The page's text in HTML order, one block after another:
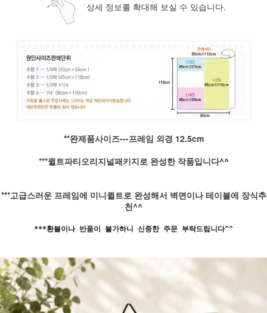
상세 정보를 확대해 보실 수 있습니다.
**완제품사이즈---프레임 외경 12.5cm
***퀼트파티오리지널패키지로 완성한 작품입니다^^
***고급스러운 프레임에 미니퀼트로 완성해서 벽면이나 테이블에 장식추
천^^
***환불이나 반품이 불가하니 신중한 주문 부탁드립니다^^